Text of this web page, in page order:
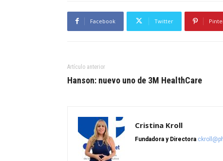
Facebook Twitter
Artículo anterior
Hanson: nuevo uno de 3M HealthCare
Cristina Kroll
Fundadora y Directora